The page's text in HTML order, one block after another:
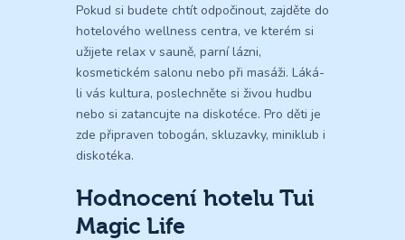
Pokud si budete chtít odpočinout, zajděte do
hotelového wellness centra, ve kterém si
užijete relax v sauně, parní lázni,
kosmetickém salonu nebo při masáži. Láká-
li vás kultura, poslechněte si živou hudbu
nebo si zatancujte na diskotéce. Pro děti je
zde připraven tobogán, skluzavky, miniklub i
diskotéka.
Hodnocení hotelu Tui
Magic Life